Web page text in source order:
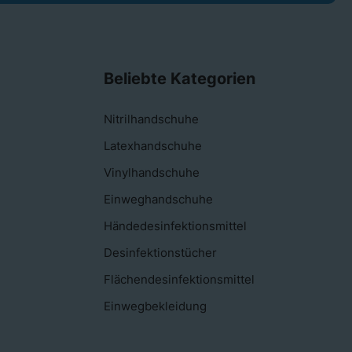
Beliebte Kategorien
Nitrilhandschuhe
Latexhandschuhe
Vinylhandschuhe
Einweghandschuhe
Händedesinfektionsmittel
Desinfektionstücher
Flächendesinfektionsmittel
Einwegbekleidung